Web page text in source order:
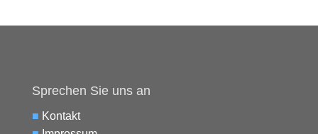
Sprechen Sie uns an
■ Kontakt